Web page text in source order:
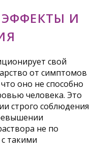
И
свой
от симптомов
оно не способно
человека. Это
строго соблюдения
не по
такими